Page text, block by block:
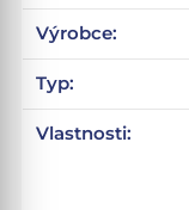
Výrobce:
Typ:
Vlastnosti: